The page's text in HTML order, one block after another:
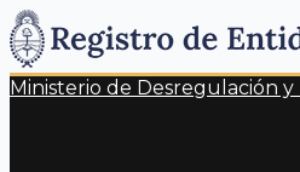
Ministerio de Desregulación